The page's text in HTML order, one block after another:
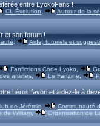
entre LyokoFans !
CL Évolution Autour de la
et son forum !
, Aide, tutoriels et
Fanfictions Code Lyoko,
artistes, Le Fanzine
héros favori et aidez-le à
de Jérémie
Communauté
de William,
Organisation de